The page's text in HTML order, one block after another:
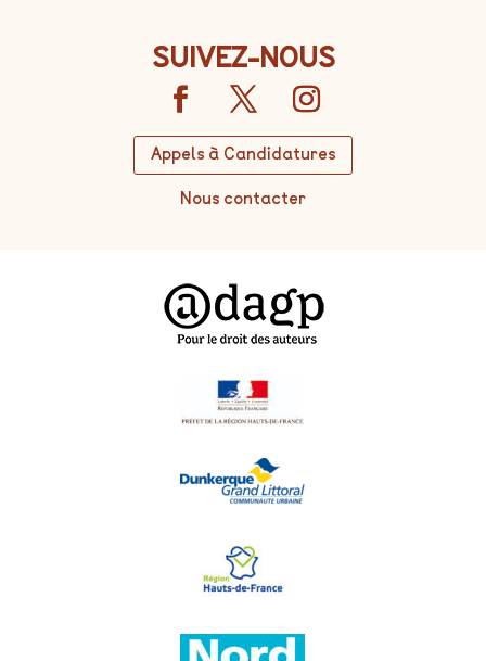
SUIVEZ-NOUS
Appels à Candidatures
Nous contacter